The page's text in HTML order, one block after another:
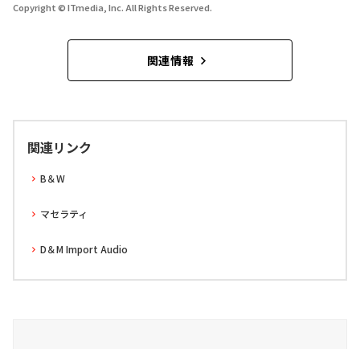
Copyright © ITmedia, Inc. All Rights Reserved.
関連情報
関連リンク
B＆W
マセラティ
D＆M Import Audio